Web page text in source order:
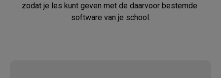
zodat je les kunt geven met de daarvoor bestemde